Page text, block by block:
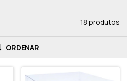
18 produtos
ORDENAR